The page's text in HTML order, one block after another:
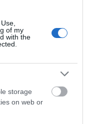
of my
with the
storage
on web orκατοικίας
να ξέρετε